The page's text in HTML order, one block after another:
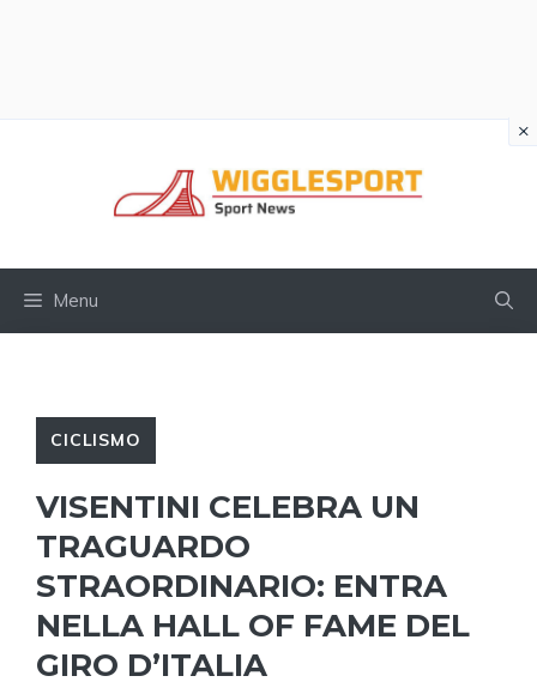
Menu
CICLISMO
VISENTINI CELEBRA UN
TRAGUARDO
STRAORDINARIO: ENTRA
NELLA HALL OF FAME DEL
GIRO D’ITALIA
×